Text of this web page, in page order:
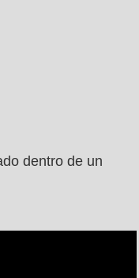
dentro de un